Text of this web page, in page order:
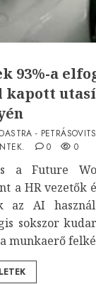
93%-a
-
0 0
a Future
a HR vezetők
az AI
sokszor
munkaerő